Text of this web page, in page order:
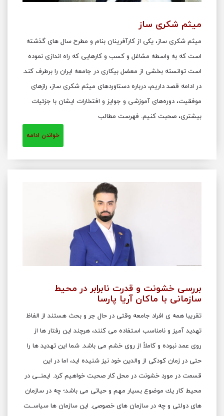
میثم شکری ساز
میثم شکری ساز، یکی از کارآفرینان بنام و مطرح سال های گذشته
است که به واسطه مشاغل و کسب و کارهایی که راه اندازی نموده
است توانسته بخشی از معضل بیکاری در جامعه ایران را برطرف کند.
در ادامه قصد داریم، درباره دستاوردهای میثم شکری ساز، رازهای
موفقیت، دوره‌های آموزشی و جوایز و افتخارات ایشان با جزئیات
بیشتری، صحبت کنیم. فهرست مطالب
خواندن ادامه
بررسی خشونت و قدرت نابرابر در محیط
سازمانی با ماکان آریا پارسا
تقریبا همه ی افراد جامعه وقتی در حال جر و بحث هستند از الفاظ
تهدید آمیز و نامناسب استفاده می ‌کنند‌، هرچند این رفتار ها از
روی عمد نبوده و کاملاً از روی خشم می باشد. شما این تهدید ها را
حتی در زمان کودکی از والدین خود نیز شنیده اید، اما در این
قسمت در مورد خشونت در محل کار صحبت خواهیم کرد. ايمنــی در
محیط كار يك موضوع بسیار مهم و حیاتی می باشد؛ چه در سازمان
های دولتی و چه در سازمان های خصوصی. این سازمان ها سياســت